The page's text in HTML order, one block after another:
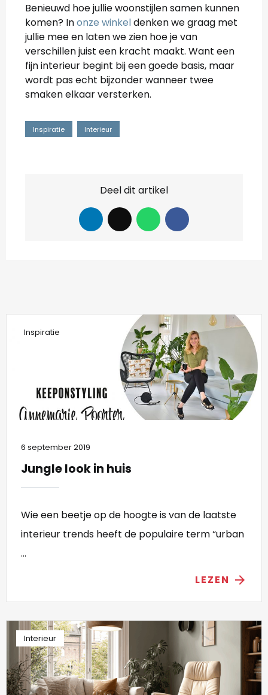
Benieuwd hoe jullie woonstijlen samen kunnen
komen? Inonze winkeldenken we graag met
jullie mee en laten we zien hoe je van
verschillen juist een kracht maakt. Want een
fijn interieur begint bij een goede basis, maar
wordt pas echt bijzonder wanneer twee
smaken elkaar versterken.
Inspiratie Interieur
Deel dit artikel
Inspiratie
6 september 2019
Jungle look in huis
Wie een beetje op de hoogte is van de laatste
interieur trends heeft de populaire term “urban
...
LEZEN arrow_forward
Interieur